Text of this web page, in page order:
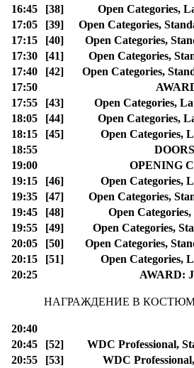
16:45
[38]
Open Categories,
17:05
[39]
Open Categories,
17:15
[40]
Open Categories,
17:30
[41]
Open Categories,
17:40
[42]
Open Categories,
17:50
17:55
[43]
Open Categories,
18:05
[44]
Open Categories,
18:15
[45]
Open Categories,
18:55
19:00
OPENING
19:15
[46]
Open Categories,
19:35
[47]
Open Categories,
19:45
[48]
Open
19:55
[49]
Open Categories,
20:05
[50]
Open Categories,
20:15
[51]
Open Categories,
20:25
AWARD:
НАГРАЖДЕНИЕ В
20:40
20:45
[52]
WDC Professional,
20:55
[53]
WDC